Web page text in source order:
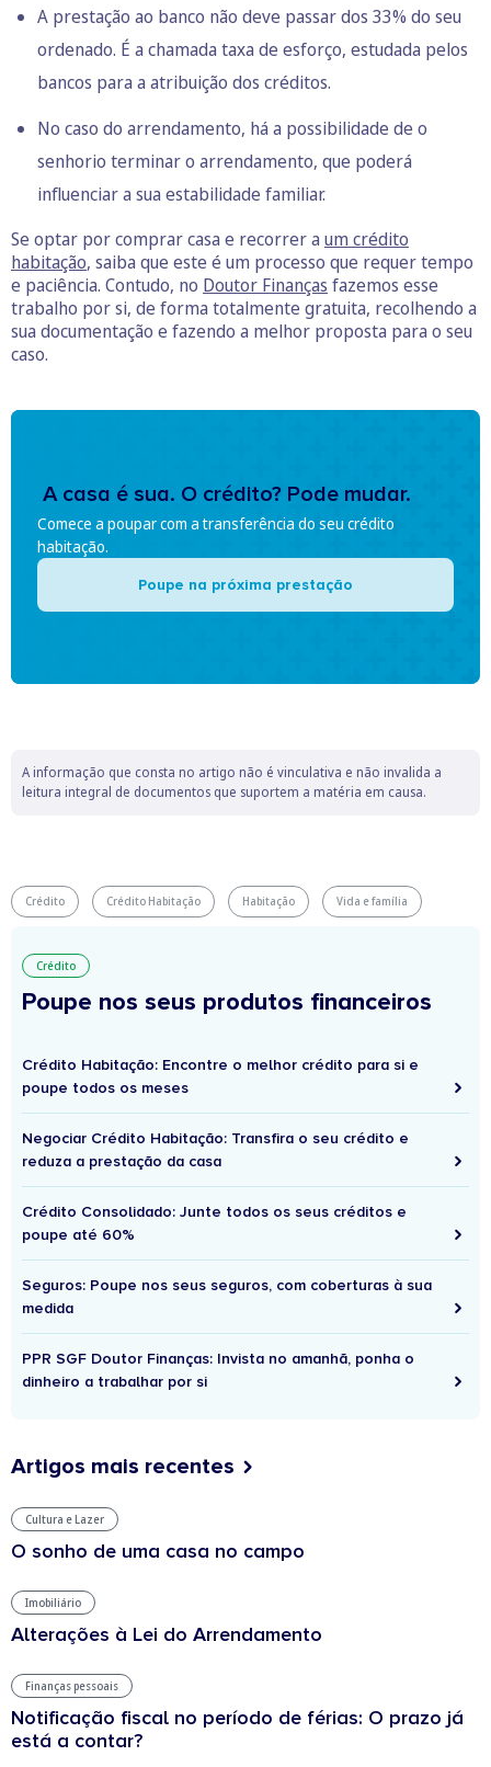
A prestação ao banco não deve passar dos 33% do seu
ordenado. É a chamada taxa de esforço, estudada pelos
bancos para a atribuição dos créditos.
No caso do arrendamento, há a possibilidade de o
senhorio terminar o arrendamento, que poderá
influenciar a sua estabilidade familiar.
Se optar por comprar casa e recorrer a um crédito
habitação, saiba que este é um processo que requer tempo
e paciência. Contudo, no Doutor Finanças fazemos esse
trabalho por si, de forma totalmente gratuita, recolhendo a
sua documentação e fazendo a melhor proposta para o seu
caso.
A casa é sua. O crédito? Pode mudar.
Comece a poupar com a transferência do seu crédito
habitação.
Poupe na próxima prestação
A informação que consta no artigo não é vinculativa e não invalida a
leitura integral de documentos que suportem a matéria em causa.
Crédito Crédito Habitação Habitação Vida e família
Crédito
Poupe nos seus produtos financeiros
Crédito Habitação: Encontre o melhor crédito para si e
poupe todos os meses
Negociar Crédito Habitação: Transfira o seu crédito e
reduza a prestação da casa
Crédito Consolidado: Junte todos os seus créditos e
poupe até 60%
Seguros: Poupe nos seus seguros, com coberturas à sua
medida
PPR SGF Doutor Finanças: Invista no amanhã, ponha o
dinheiro a trabalhar por si
Artigos mais recentes
Cultura e Lazer
O sonho de uma casa no campo
Imobiliário
Alterações à Lei do Arrendamento
Finanças pessoais
Notificação fiscal no período de férias: O prazo já
está a contar?